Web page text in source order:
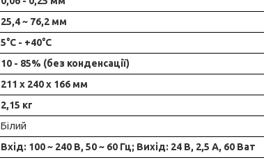
25,4 ~ 76,2 мм
5°C - +40°C
10 - 85% (без конденсації)
211 х 240 х 166 мм
2,15 кг
Білий
Вхід: 100 ~ 240 В, 50 ~ 60 Гц; Вихід: 24 В, 2,5 А, 60 Ват